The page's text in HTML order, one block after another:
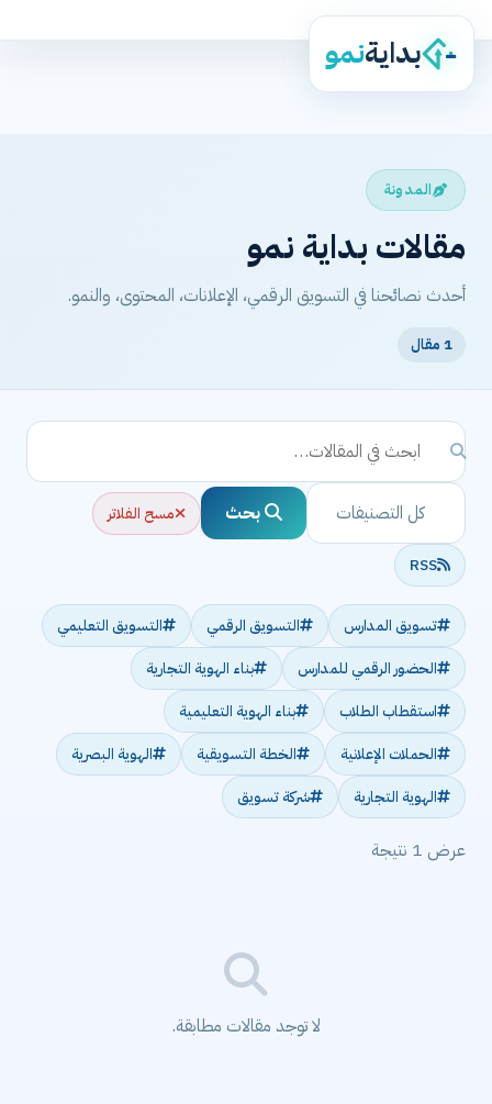
بدايةنمو
المدونة
مقالات بداية نمو
أحدث نصائحنا في التسويق الرقمي، الإعلانات، المحتوى، والنمو.
1 مقال
بحث مسح الفلاتر
RSS
تسويق المدارس التسويق الرقمي
التسويق التعليمي
الحضور الرقمي للمدارس
بناء الهوية التجارية
استقطاب الطلاب
بناء الهوية التعليمية
الحملات الإعلانية
الخطة التسويقية
الهوية البصرية
الهوية التجارية
شركة تسويق
عرض 1 نتيجة
لا توجد مقالات مطابقة.